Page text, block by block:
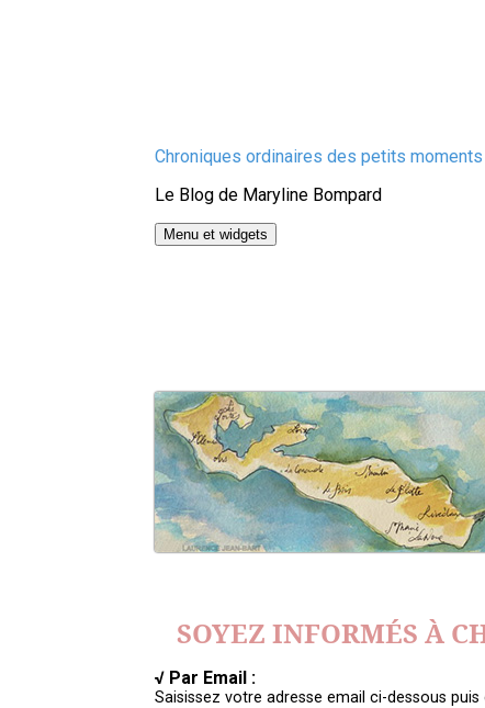
Chroniques ordinaires des petits
Le Blog de Maryline Bompard
Menu et widgets
SOYEZ INFORMÉS À
√ Par Email :
Saisissez votre adresse email ci-dessous